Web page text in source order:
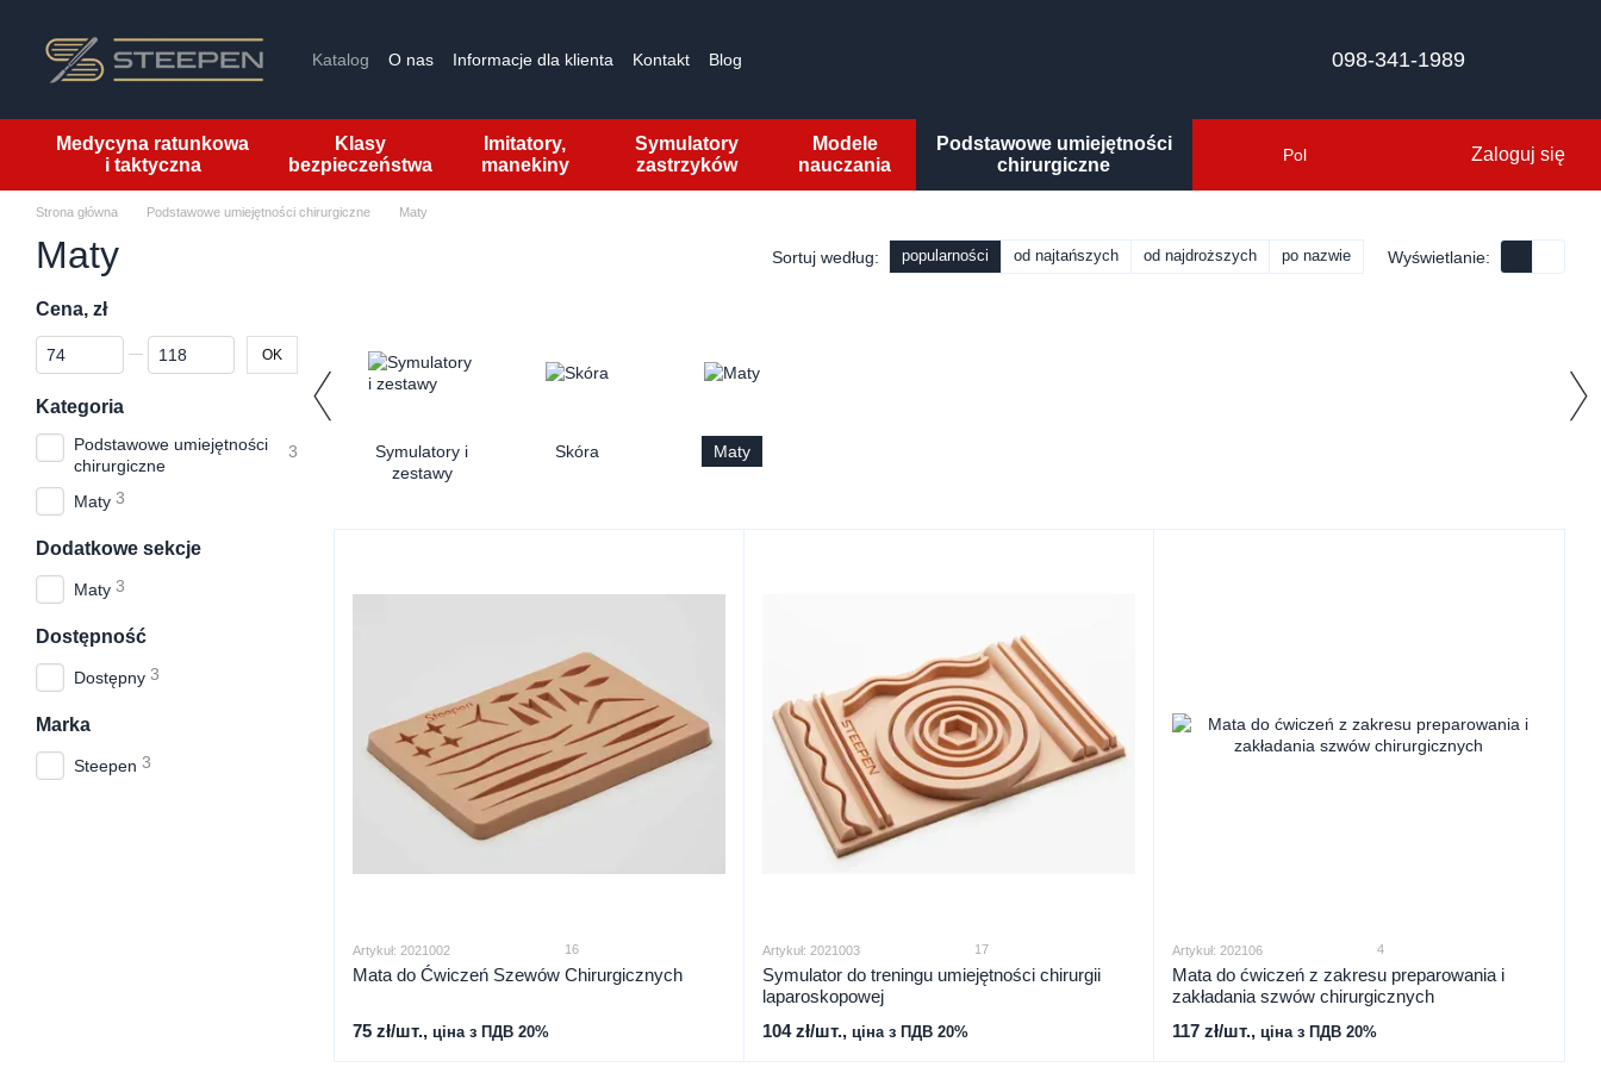
Katalog O nas Informacje dla klienta Kontakt Blog 098-341-1989
Medycyna ratunkowa
i taktyczna
Klasy
bezpieczeństwa
Imitatory,
manekiny
Symulatory
zastrzyków
Modele
nauczania
Podstawowe umiejętności
chirurgiczne
Pol Zaloguj się
Strona główna Podstawowe umiejętności chirurgiczne Maty
Maty Sortuj według: popularności od najtańszych od najdroższych po nazwie Wyświetlanie:
Symulatory i
zestawy
Skóra Maty
Artykuł: 2021002 16
Mata do Ćwiczeń Szewów Chirurgicznych
75 zł/шт., ціна з ПДВ 20%
Artykuł: 2021003 17
Symulator do treningu umiejętności chirurgii
laparoskopowej
104 zł/шт., ціна з ПДВ 20%
Artykuł: 202106 4
Mata do ćwiczeń z zakresu preparowania i
zakładania szwów chirurgicznych
117 zł/шт., ціна з ПДВ 20%
Cena, zł
Od Cena, zł
Do Cena, zł OK
Kategoria
Podstawowe umiejętności
chirurgiczne
3
Maty 3
Dodatkowe sekcje
Maty 3
Dostępność
Dostępny 3
Marka
Steepen 3